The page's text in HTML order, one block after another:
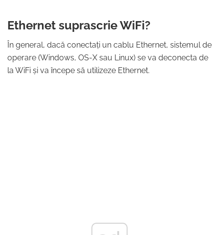
Ethernet suprascrie WiFi?
În general, dacă conectați un cablu Ethernet, sistemul de
operare (Windows, OS-X sau Linux) se va deconecta de
la WiFi și va începe să utilizeze Ethernet.